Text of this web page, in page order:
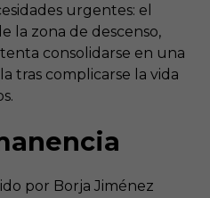
urgentes: el
la zona de descenso,
consolidarse en una
tras complicarse la vida
por Borja Jiménez